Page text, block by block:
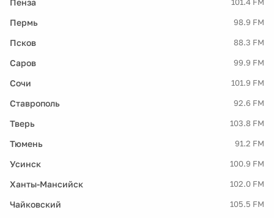
101.4 FM
Пермь 98.9 FM
Псков 88.3 FM
Саров 99.9 FM
Сочи 101.9 FM
Ставрополь 92.6 FM
Тверь 103.8 FM
Тюмень 91.2 FM
Усинск 100.9 FM
Ханты-Мансийск 102.0 FM
Чайковский 105.5 FM